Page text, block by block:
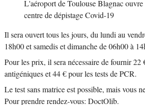
L'aéroport de Toulouse Blagnac
centre de dépistage Covid-19
Il sera ouvert tous les jours, du lundi au
18h00 et samedis et dimanche de 06h00 à
Pour les prix, il sera nécessaire de fournir 22
antigéniques et 44 € pour les tests de PCR.
Le test sans matrice est possible, mais vous
Pour prendre rendez-vous: DoctOlib.